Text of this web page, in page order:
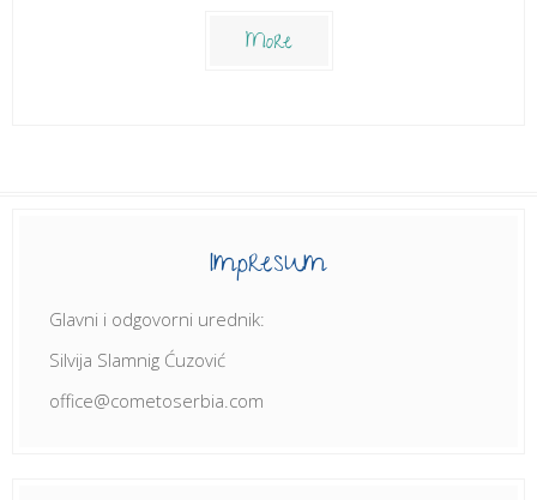
More
Impresum
Glavni i odgovorni urednik:
Silvija Slamnig Ćuzović
office@cometoserbia.com